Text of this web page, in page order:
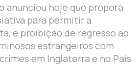
anunciou hoje que proporá
para permitir a
e proibição de regresso ao
estrangeiros com
em Inglaterra e no País